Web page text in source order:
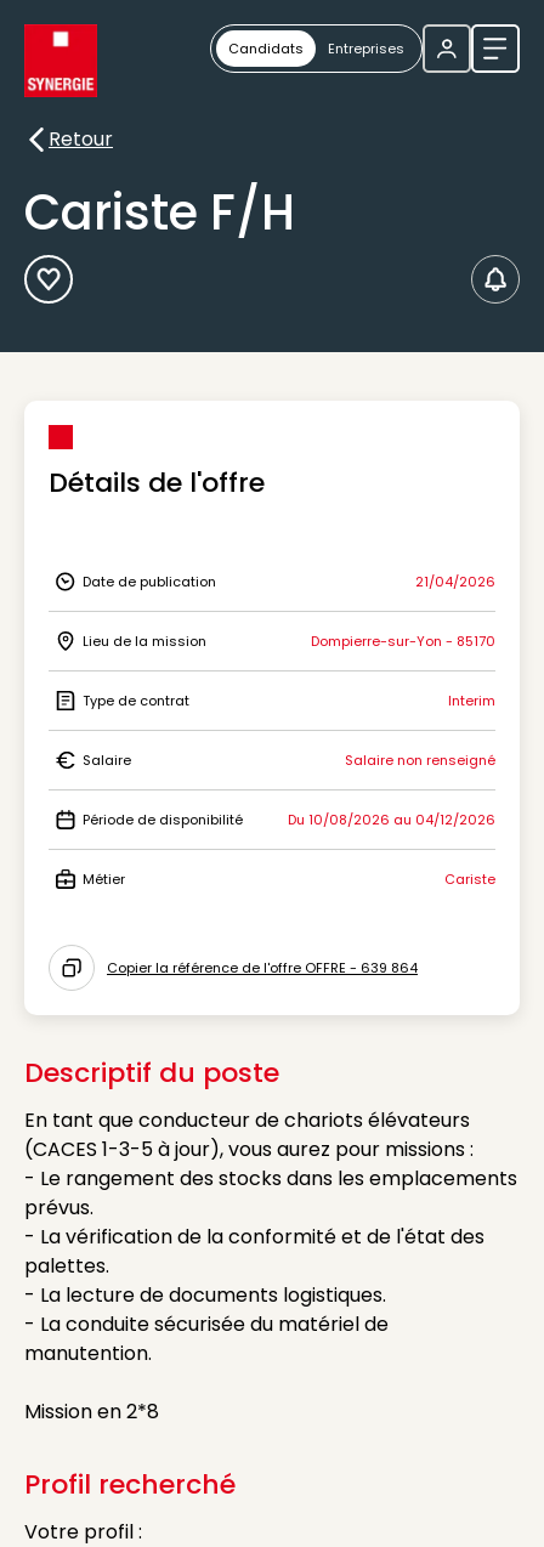
Candidats Entreprises
Retour
Retour
Cariste F/H
Ajouter aux Favoris
Détails de l'offre
Icon Date de publication
Date de publication 21/04/2026
Icon Lieu de la mission
Lieu de la mission Dompierre-sur-Yon - 85170
Icon Type de contrat
Type de contrat Interim
Icon Salaire
Salaire Salaire non renseigné
Icon Période de disponibilité
Période de disponibilité Du 10/08/2026 au 04/12/2026
Métier Cariste
Icon copy to clipboard
Copier la référence de l'offre OFFRE - 639 864
Descriptif du poste
En tant que conducteur de chariots élévateurs
(CACES 1-3-5 à jour), vous aurez pour missions :
- Le rangement des stocks dans les emplacements
prévus.
- La vérification de la conformité et de l'état des
palettes.
- La lecture de documents logistiques.
- La conduite sécurisée du matériel de
manutention.
Mission en 2*8
Profil recherché
Votre profil :